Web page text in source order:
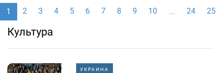
1 2 3 4 5 6 7 8 9 10 ... 24 25
Культура
УКРАИНА